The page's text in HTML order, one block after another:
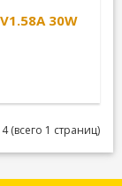
30W
(всего 1 страниц)